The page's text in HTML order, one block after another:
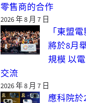
零售商的合作
2026 年 8 月 7 日
「東盟
將於8月
規模 以
交流
2026 年 8 月 7 日
應科院於